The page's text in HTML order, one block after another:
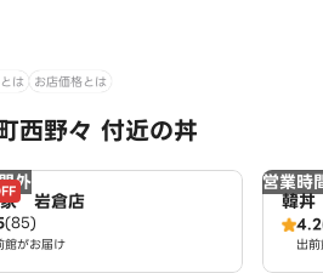
は お店価格とは
西野々 付近の丼
外
岩倉店
(85)
館がお届け
営業時
韓
4.2
出